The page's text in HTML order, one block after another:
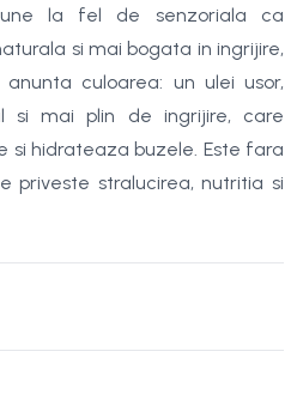
la fel de senzoriala ca
si mai bogata in ingrijire,
culoarea: un ulei usor,
si mai plin de ingrijire, care
si hidrateaza buzele. Este fara
priveste stralucirea, nutritia si